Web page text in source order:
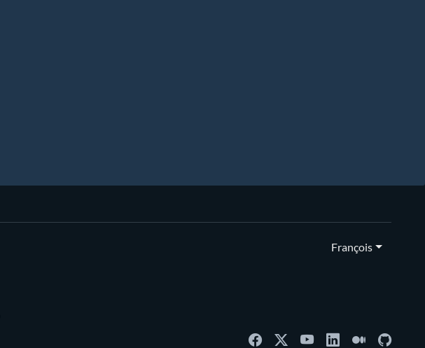
François